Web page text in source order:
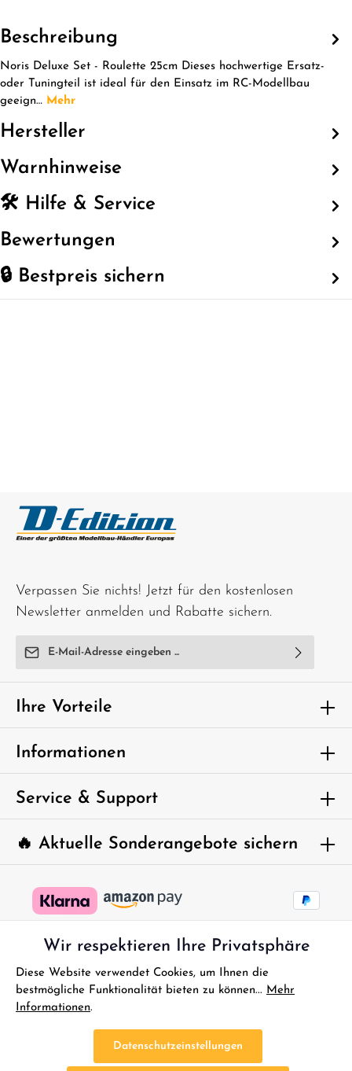
Beschreibung
Noris Deluxe Set - Roulette 25cm Dieses hochwertige Ersatz-
oder Tuningteil ist ideal für den Einsatz im RC-Modellbau
geeign… Mehr
Hersteller
Warnhinweise
🛠️ Hilfe & Service
Bewertungen
🔒 Bestpreis sichern
Verpassen Sie nichts! Jetzt für den kostenlosen
Newsletter anmelden und Rabatte sichern.
E-Mail-Adresse*
Ich habe dieDatenschutzbestimmungenzur Kenntnis
genommen und die
einverstanden.
Um weiterzugehen, geben Sie die oben
abgebildeten Zeichen ein*
🔥 Aktuelle Sonderangebote sichern
Ihre Vorteile
Informationen
Service & Support
ggf. Nachnahmegebühren, wenn nicht anders angegeben.
Wir respektieren Ihre Privatsphäre
Diese Website verwendet Cookies, um Ihnen die
bestmögliche Funktionalität bieten zu können... Mehr
Informationen.
Datenschutzeinstellungen